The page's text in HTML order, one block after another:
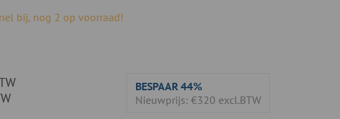
bij, nog 2 op voorraad!
BESPAAR 44%
Nieuwprijs: €320 excl.BTW